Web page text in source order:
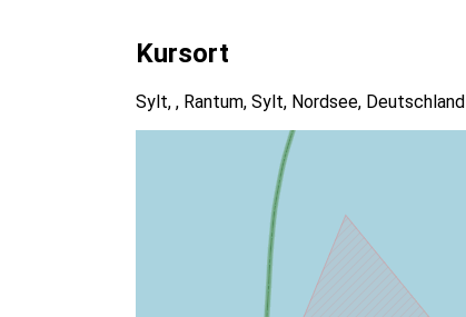
Kursort
Sylt, , Rantum, Sylt, Nordsee, Deutschland